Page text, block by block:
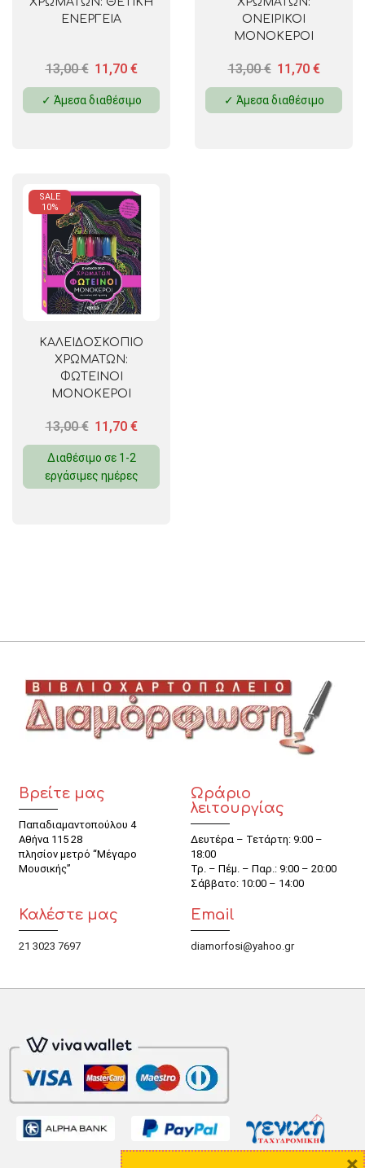
ΕΝΕΡΓΕΙΑ
13,00€ 11,70 €
✓ Άμεσα διαθέσιμο
ΟΝΕΙΡΙΚΟΙ
ΜΟΝΟΚΕΡΟΙ
13,00€ 11,70 €
✓ Άμεσα διαθέσιμο
SALE
10%
ΚΑΛΕΙΔΟΣΚΟΠΙΟ
ΧΡΩΜΑΤΩΝ:
ΦΩΤΕΙΝΟΙ
ΜΟΝΟΚΕΡΟΙ
13,00€ 11,70 €
Διαθέσιμο σε 1-2
εργάσιμες ημέρες
Βρείτε μας
Παπαδιαμαντοπούλου 4
Αθήνα 115 28
πλησίον μετρό “Μέγαρο
Μουσικής”
Ωράριο
λειτουργίας
Δευτέρα – Τετάρτη: 9:00 –
18:00
Τρ. – Πέμ. – Παρ.: 9:00 – 20:00
Σάββατο: 10:00 – 14:00
Καλέστε μας
21 3023 7697
Email
diamorfosi@yahoo.gr